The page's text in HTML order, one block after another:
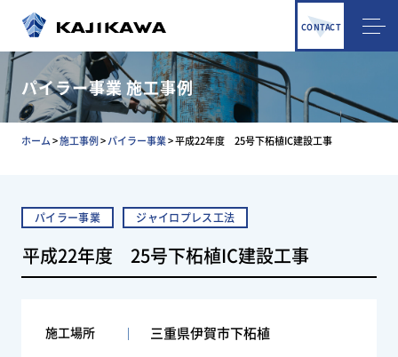
CONTACT
パイラー事業 施工事例
ホーム>施工事例>パイラー事業>平成22年度 25号下柘植IC建設工事
パイラー事業 ジャイロプレス工法
平成22年度 25号下柘植IC建設工事
施工場所 三重県伊賀市下柘植